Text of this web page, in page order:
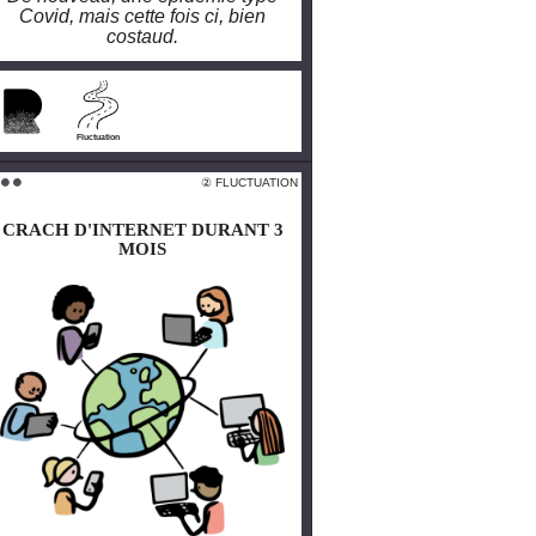
Covid, mais cette fois ci, bien
costaud.
Fluctuation
larobustesse.org/?
CovidRetour
⚫️ ② FLUCTUATION
CRACH D'INTERNET DURANT 3
MOIS
⚫️ ⚫️ ⚫️
CRACH D'INTERNET DURANT 3
MOIS